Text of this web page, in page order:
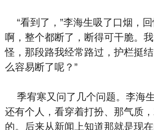
“看到了，”李海生吸了口烟，回
啊，整个都断了，断得可干脆。
怪，那段路我经常路过，护栏挺
么容易断了呢？”
季宥寒又问了几个问题。李海
还有个人，看穿着打扮、那气质
的。后来从新闻上知道那就是现